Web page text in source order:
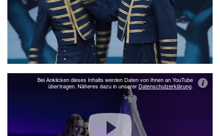
Bei Anklicken dieses Inhalts werden Daten von Ihnen an YouTube
übertragen. Näheres dazu in unserer Datenschutzerklärung. i